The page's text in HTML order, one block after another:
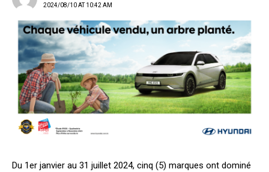
2024/08/10 AT 10:42 AM
Du 1er janvier au 31 juillet 2024, cinq (5) marques ont dominé